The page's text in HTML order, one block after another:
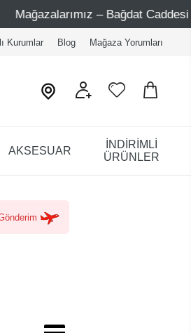
– Bağdat Caddesi 1 - Bağdat
Kurumlar Blog Mağaza Yorumları
AKSESUAR
İNDİRİMLİ
ÜRÜNLER